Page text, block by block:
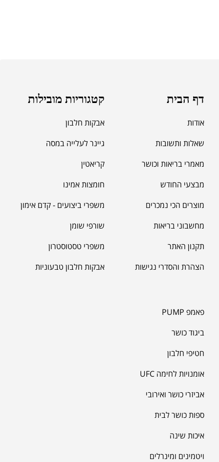
דף הבית
אודות
שאלות ותשובות
מאמרי בריאות וכושר
מבצעי החודש
מוצרים הכי נמכרים
מחשבוני בריאות
תקנון האתר
הצהרת והסדרי נגישות
קטגוריות מובילות
אבקות חלבון
גיינר לעלייה במסה
קריאטין
חומצות אמינו
משפרי ביצועים - קדם אימון
שורפי שומן
משפרי טסטוסטרון
אבקות חלבון טבעוניות
פאמפ PUMP
ביגוד כושר
חטיפי חלבון
אומנויות לחימה UFC
אביזרי כושר ואירובי
ספות כושר לבית
איכות שינה
ויטמינים ומינרלים